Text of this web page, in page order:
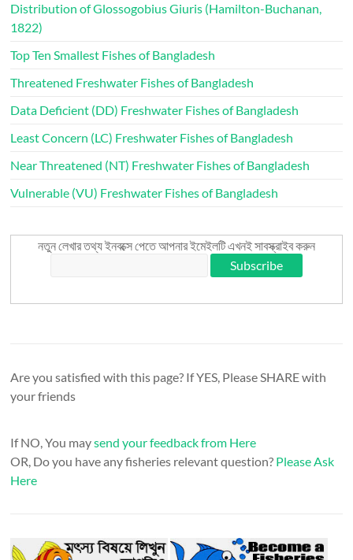
Distribution of Glossogobius Giuris (Hamilton-Buchanan,
1822)
Top Ten Smallest Fishes of Bangladesh
Threatened Freshwater Fishes of Bangladesh
Data Deficient (DD) Freshwater Fishes of Bangladesh
Least Concern (LC) Freshwater Fishes of Bangladesh
Near Threatened (NT) Freshwater Fishes of Bangladesh
Vulnerable (VU) Freshwater Fishes of Bangladesh
নতুন লেখার তথ্য ইনবক্সে পেতে আপনার ইমেইলটি এখনই সাবস্ক্রাইব করুন
Are you satisfied with this page? If YES, Please SHARE with
your friends
If NO, You maysend your feedback from Here
OR, Do you have any fisheries relevant question? Please Ask
Here